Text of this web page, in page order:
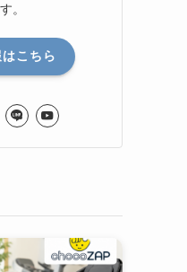
。
こちら